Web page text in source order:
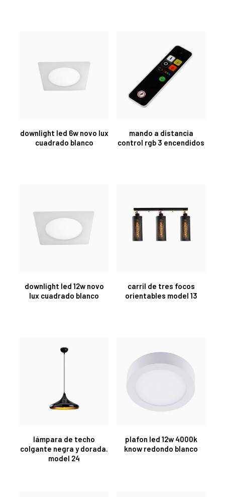
downlight led 6w novo lux
cuadrado blanco
mando a distancia
control rgb 3 encendidos
downlight led 12w novo
lux cuadrado blanco
carril de tres focos
orientables model 13
lámpara de techo
colgante negra y dorada.
model 24
plafon led 12w 4000k
know redondo blanco